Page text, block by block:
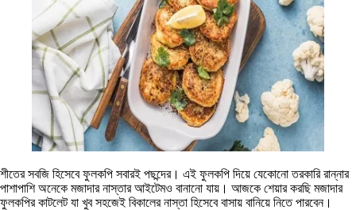
শীতের সবজি হিসেবে ফুলকপি সবারই পছন্দের। এই ফুলকপি দিয়ে যেকোনো তরকারি রান্নার
পাশাপাশি অনেকে মজাদার নাস্তার আইটেমও বানানো যায়। আজকে শেয়ার করছি মজাদার
ফুলকপির কাটলেট যা খুব সহজেই বিকালের নাস্তা হিসেবে বাসায় বানিয়ে নিতে পারবেন।